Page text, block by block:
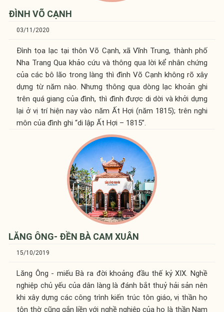
ĐÌNH VÕ CẠNH
03/11/2020
Đình tọa lạc tại thôn Võ Cạnh, xã Vĩnh Trung, thành phố
Nha Trang Qua khảo cứu và thông qua lời kể nhân chứng
của các bô lão trong làng thì đình Võ Cạnh không rõ xây
dựng từ năm nào. Nhưng thông qua dòng lạc khoản ghi
trên quá giang của đình, thì đình được di dời và khởi dựng
lại ở vị trí hiện nay vào năm Ất Hợi (năm 1815); trên nghi
môn của đình ghi “di lập Ất Hợi – 1815”.
LĂNG ÔNG- ĐỀN BÀ CAM XUÂN
15/10/2019
Lăng Ông - miếu Bà ra đời khoảng đầu thế kỷ XIX. Nghề
nghiệp chủ yếu của dân làng là đánh bắt thuỷ hải sản nên
khi xây dựng các công trình kiến trúc tôn giáo, vị thần họ
tôn thờ cũng gắn liền với nghề nghiệp của họ là thần Nam